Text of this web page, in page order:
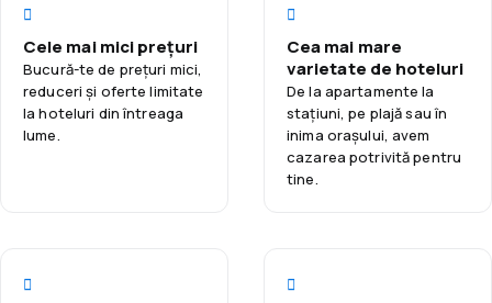
chicinete sunt locul ideal pentru relaxare după o zi plină de
aventuri. Fiecare cameră este dotată cu un televizor cu
ecran plat și o baie spațioasă cu cadă adâncă.
Poți alege opțiunea all-inclusive pentru a te bucura de mese
fără restricții. Hotelul oferă, de asemenea, Wi-Fi gratuit în
zonele publice și transfer de la aeroport contra cost. Verifică
prieteni la piscina pentru copii. Apartamentele BLUESEA Es
Mallorca. Toate unitățile au balcon privat, iar unele
apartamente oferă deschidere spre grădinile de la BLUESEA
Es Bolero. Facilitățile includ seif gratuit și o spălătorie
comună.
Cele mai mici prețuri
Bucură-te de prețuri mici,
reduceri și oferte limitate
la hoteluri din întreaga
lume.
Cea mai mare
varietate de hoteluri
De la apartamente la
staţiuni, pe plajă sau în
inima orașului, avem
cazarea potrivită pentru
tine.